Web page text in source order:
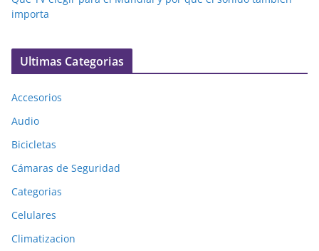
importa
Ultimas Categorias
Accesorios
Audio
Bicicletas
Cámaras de Seguridad
Categorias
Celulares
Climatizacion